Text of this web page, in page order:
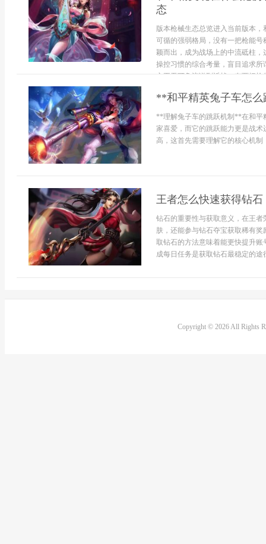
态
版本枪械生态总览进入当前版本
可循的强弱格局，没有一把枪能
颖而出，成为战场上的中流砥柱
操控习惯的综合考量，盲目追求
之王无可争议说到近战，有两把枪
**和平精英兔子车怎
**理解兔子车的跳跃机制**在和平
家喜爱，而它的跳跃能力更是战
高，这首先需要理解它的核心机
王者怎么快速获得钻
钻石的重要性与获取意义，在王
肤，还能参与钻石夺宝获取稀有
取钻石的方法意味着能更快提升
成每日任务是获取钻石最稳定的途
Copyright © 2026 All Rights